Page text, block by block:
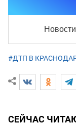
#ДТП В
СЕЙЧАС